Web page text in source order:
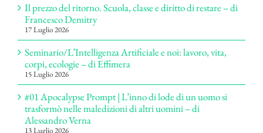
Il prezzo del ritorno. Scuola, classe e diritto di restare – di
Francesco Demitry
17 Luglio 2026
Seminario/L’Intelligenza Artificiale e noi: lavoro, vita,
corpi, ecologie – di Effimera
15 Luglio 2026
#01 Apocalypse Prompt | L’inno di lode di un uomo si
trasformò nelle maledizioni di altri uomini – di
Alessandro Verna
13 Luglio 2026